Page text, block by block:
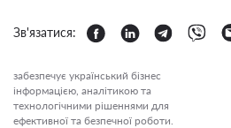
Зв'язатися:
забезпечує український бізнес
інформацією, аналітикою та
технологічними рішеннями для
ефективної та безпечної роботи.